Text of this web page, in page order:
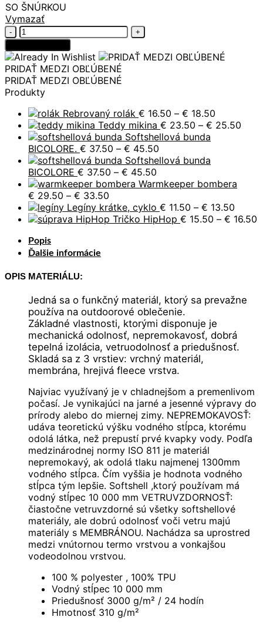
SO ŠNÚRKOU
Vymazať
množstvo
Softshellová
bunda
elegant
TMAVO
MODRÁ
PRIDAŤ MEDZI OBĽÚBENÉ
PRIDAŤ MEDZI OBĽÚBENÉ
Produkty
Rebrovaný rolák € 16.50 – € 18.50
range:
Teddy mikina € 23.50 – € 25.50
Softshellová bunda
BICOLORE. € 37.50 – € 45.50
range:
through
Softshellová bunda
BICOLORE € 37.50 – € 45.50
range:
through
€ 45.50
Warmkeeper bombera
€ 29.50 – € 33.50
range:
€ 29.50
Legíny krátke, cyklo € 11.50 – € 13.50
range:
Tričko HipHop € 15.50 – € 16.50
Popis
Ďalšie informácie
OPIS MATERIÁLU:
Jedná sa o funkčný materiál, ktorý sa prevažne
používa na outdoorové oblečenie.
Základné vlastnosti, ktorými disponuje je
mechanická odolnosť, nepremokavosť, dobrá
tepelná izolácia, vetruodolnosť a priedušnosť.
Skladá sa z 3 vrstiev: vrchný materiál,
membrána, hrejivá fleece vrstva.
Najviac využívaný je v chladnejšom a premenlivom
počasí. Je vynikajúci na jarné a jesenné výpravy do
prírody alebo do miernej zimy. NEPREMOKAVOSŤ:
udáva teoretickú výšku vodného stĺpca, ktorému
odolá látka, než prepustí prvé kvapky vody. Podľa
medzinárodnej normy ISO 811 je materiál
nepremokavý, ak odolá tlaku najmenej 1300mm
vodného stĺpca. Čím vyššia je hodnota vodného
stĺpca tým lepšie. Softshell ,ktorý používam má
vodný stĺpec 10 000 mm VETRUVZDORNOSŤ:
čiastočne vetruvzdorné sú všetky softshellové
materiály, ale dobrú odolnosť voči vetru majú
materiály s MEMBRÁNOU. Nachádza sa uprostred
medzi vnútornou termo vrstvou a vonkajšou
vodeodolnou vrstvou.
100 % polyester , 100% TPU
Vodný stĺpec 10 000 mm
Priedušnosť 3000 g/m² / 24 hodín
Hmotnosť 310 g/m²